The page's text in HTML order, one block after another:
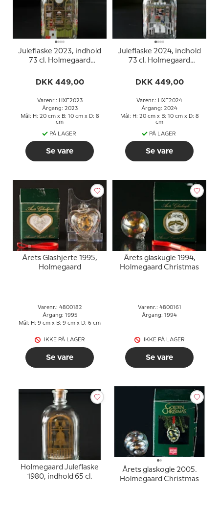
Juleflaske 2023, indhold
73 cl. Holmegaard
DKK 449,00
Varenr.: HXF2023
Årgang: 2023
Mål: H: 20 cm x B: 10 cm x D: 8
cm
PÅ LAGER
Se vare
Juleflaske 2024, indhold
73 cl. Holmegaard
DKK 449,00
Varenr.: HXF2024
Årgang: 2024
Mål: H: 20 cm x B: 10 cm x D: 8
cm
PÅ LAGER
Se vare
Årets Glashjerte 1995,
Holmegaard
Varenr.: 4800182
Årgang: 1995
Mål: H: 9 cm x B: 9 cm x D: 6 cm
IKKE PÅ LAGER
Se vare
Årets glaskugle 1994,
Holmegaard Christmas
Varenr.: 4800161
Årgang: 1994
IKKE PÅ LAGER
Se vare
Holmegaard Juleflaske
1980, indhold 65 cl.
Årets glaskogle 2005.
Holmegaard Christmas